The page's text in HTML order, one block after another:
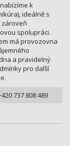
k
ideálně s
spolupráci.
má provozovna
a pravidelný
pro další
737 808 489